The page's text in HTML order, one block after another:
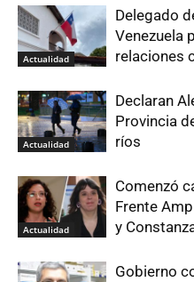
Actualidad
Delegado
Venezuela
relaciones
Actualidad
Declaran
Provincia
ríos
Actualidad
Comenzó
Frente
y
Gobierno